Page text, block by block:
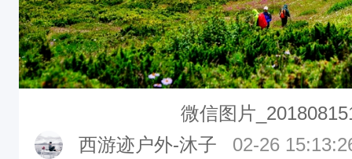
微信图片
西游迹户外-沐子
02-26